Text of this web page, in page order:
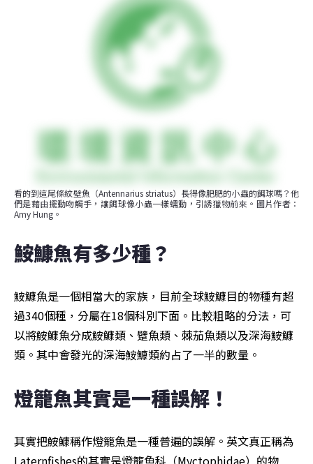
看的到這尾條紋壁魚（Antennarius striatus）長得像肥肥的小蟲的餌球嗎？他
們是藉由擺動吻觸手，讓餌球像小蟲一樣蠕動，引誘獵物前來。圖片作者：
Amy Hung。
鮟鱇魚有多少種？
鮟鱇魚是一個相當大的家族，目前全球鮟鱇目的物種有超
過340個種，分屬在18個科別下面。比較粗略的分法，可
以將鮟鱇魚分成鮟鱇類、躄魚類、棘茄魚類以及深海鮟鱇
類。其中會發光的深海鮟鱇類約占了一半的數量。
燈籠魚其實是一種誤解！
其實把鮟鱇稱作燈籠魚是一種普遍的誤解。英文真正稱為